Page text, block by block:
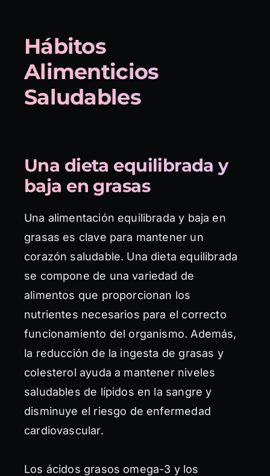
Hábitos
Alimenticios
Saludables
Una dieta equilibrada y
baja en grasas
Una alimentación equilibrada y baja en
grasas es clave para mantener un
corazón saludable. Una dieta equilibrada
se compone de una variedad de
alimentos que proporcionan los
nutrientes necesarios para el correcto
funcionamiento del organismo. Además,
la reducción de la ingesta de grasas y
colesterol ayuda a mantener niveles
saludables de lípidos en la sangre y
disminuye el riesgo de enfermedad
cardiovascular.
Los ácidos grasos omega-3 y los